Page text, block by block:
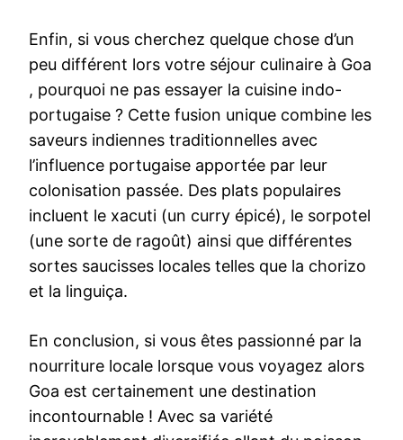
Enfin, si vous cherchez quelque chose d’un
peu différent lors votre séjour culinaire à Goa
, pourquoi ne pas essayer la cuisine indo-
portugaise ? Cette fusion unique combine les
saveurs indiennes traditionnelles avec
l’influence portugaise apportée par leur
colonisation passée. Des plats populaires
incluent le xacuti (un curry épicé), le sorpotel
(une sorte de ragoût) ainsi que différentes
sortes saucisses locales telles que la chorizo ​​
et la linguiça.
En conclusion, si vous êtes passionné par la
nourriture locale lorsque vous voyagez alors
Goa est certainement une destination
incontournable ! Avec sa variété